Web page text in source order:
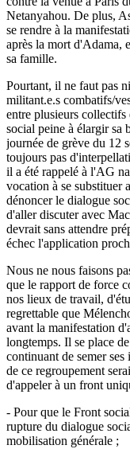
Netanyahou. De plus,
se rendre à la
après la mort d'Adama,
sa famille.
Pourtant, il ne faut pas
militant.e.s combatifs/
entre plusieurs collectifs
social peine à élargir sa
journée de grève du 12
toujours pas
il a été rappelé à l'AG
vocation à se substituer
dénoncer le dialogue
d'aller discuter avec
devrait sans attendre
échec l'application
Nous ne nous faisons
que le rapport de force
nos lieux de travail,
regrettable que
avant la manifestation
longtemps. Il se place
continuant de semer
de ce regroupement
d'appeler à un front
- Pour que le Front
rupture du dialogue
mobilisation générale ;